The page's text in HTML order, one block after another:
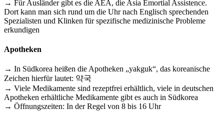
→ Für Ausländer gibt es die AEA, die Asia Emortial Assistence.
Dort kann man sich rund um die Uhr nach Englisch sprechenden
Spezialisten und Klinken für spezifische medizinische Probleme
erkundigen
Apotheken
→ In Südkorea heißen die Apotheken „yakguk“, das koreanische
Zeichen hierfür lautet: 약국
→ Viele Medikamente sind rezeptfrei erhältlich, viele in deutschen
Apotheken erhältliche Medikamente gibt es auch in Südkorea
→ Öffnungszeiten: In der Regel von 8 bis 16 Uhr